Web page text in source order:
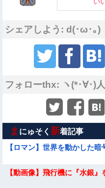
い
シェアしよう: d(･ω･｡)
フォローthx: ヽ(*･∀･)
ま にゅそく 新着記事
【ロマン】世界を動かした
【動画像】飛行機に『水銀